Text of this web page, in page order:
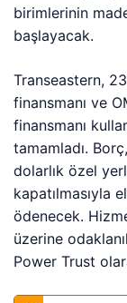
birimlerinin
başlayacak.
Transeastern,
finansmanı ve
finansmanı
tamamladı.
dolarlık özel
kapatılmasıyla
ödenecek.
üzerine
Power Trust